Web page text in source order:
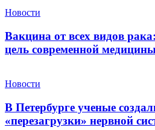
Новости
Вакцина от всех видов
цель современной
Новости
В Петербурге ученые
«перезагрузки» нервной